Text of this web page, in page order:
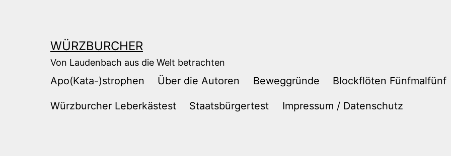
WÜRZBURCHER
Von Laudenbach aus die Welt betrachten
Apo(Kata-)strophen Über die Autoren Beweggründe Blockflöten Fünfmalfünf
Würzburcher Leberkästest Staatsbürgertest Impressum / Datenschutz